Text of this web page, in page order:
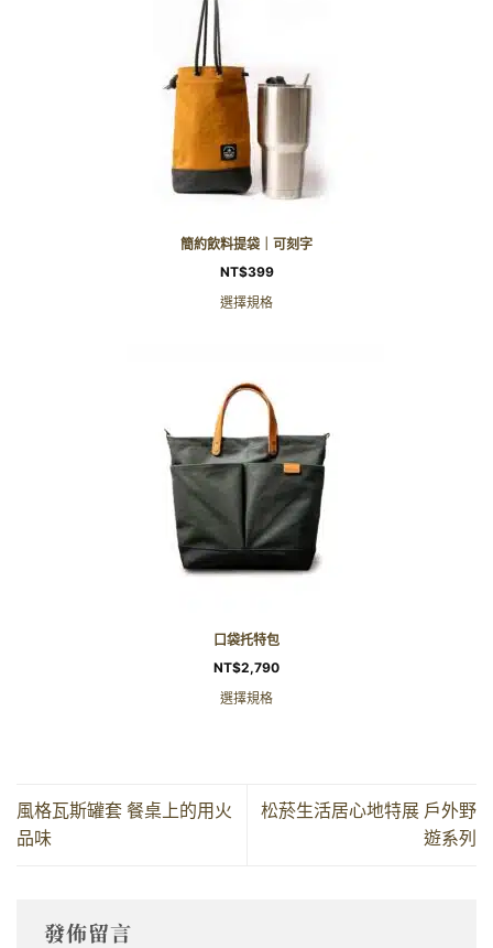
簡約飲料提袋｜可刻字
NT$399
選擇規格
口袋托特包
NT$2,790
選擇規格
風格瓦斯罐套 餐桌上的用火
品味
松菸生活居心地特展 戶外野
遊系列
發佈留言